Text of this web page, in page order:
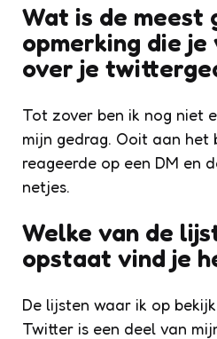
Wat is de meest
opmerking die je
over je
Tot zover ben ik nog niet
mijn gedrag. Ooit aan het
reageerde op een DM en
netjes.
Welke van de
opstaat vind je
De lijsten waar ik op
Twitter is een deel van